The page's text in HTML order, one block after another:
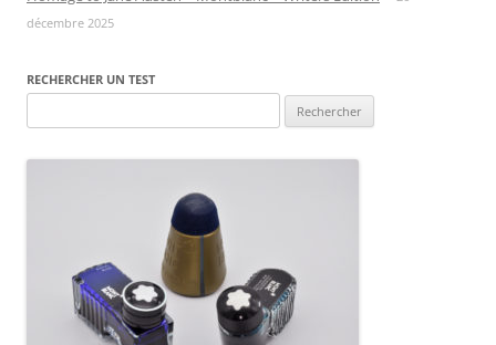
décembre 2025
RECHERCHER UN TEST